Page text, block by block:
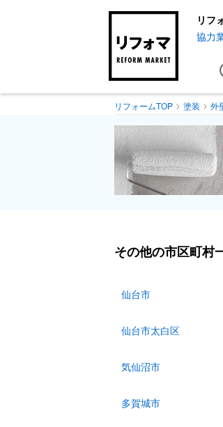
リフ
協力
リフォームTOP 塗装 外
その他の市区町村
仙台市
仙台市太白区
気仙沼市
多賀城市